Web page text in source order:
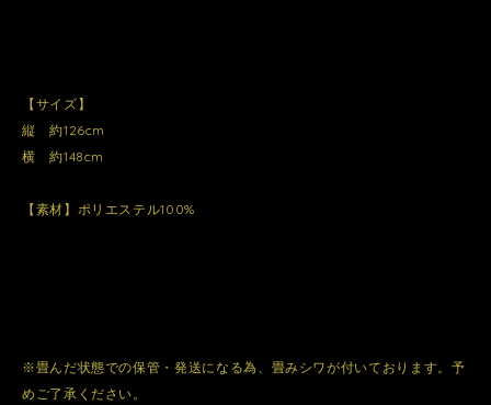
【サイズ】
縦 約126cm
横 約148cm
【素材】ポリエステル100%
※畳んだ状態での保管・発送になる為、畳みシワが付いております。予
めご了承ください。